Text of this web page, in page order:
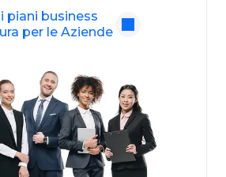
piani business
per le Aziende